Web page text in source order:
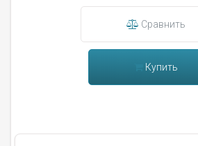
Сравнить
Купить